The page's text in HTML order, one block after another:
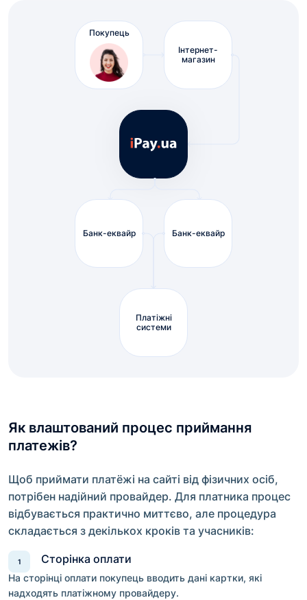
Покупець
Інтернет-
магазин
Банк-еквайр Банк-еквайр
Платіжні
системи
Як влаштований процес приймання
платежів?
Щоб приймати платёжі на сайті від фізичних осіб,
потрібен надійний провайдер. Для платника процес
відбувається практично миттєво, але процедура
складається з декількох кроків та учасників:
Сторінка оплати
На сторінці оплати покупець вводить дані картки, які
надходять платіжному провайдеру.